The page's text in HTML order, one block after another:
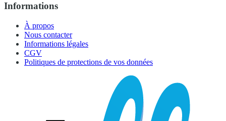
Informations
À propos
Nous contacter
Informations légales
CGV
Politiques de protections de vos données